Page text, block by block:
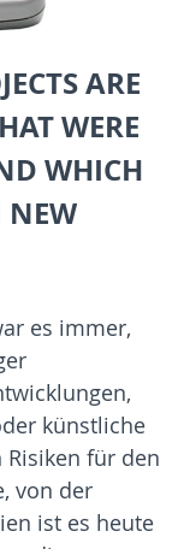
ARE
WERE
WHICH
NEW
es immer,
künstliche
für den
von der
ist es heute